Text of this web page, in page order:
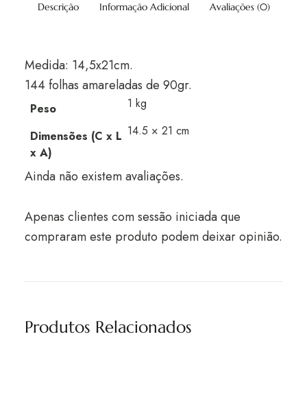
Descrição Informação Adicional Avaliações (0)
Medida: 14,5x21cm.
144 folhas amareladas de 90gr.
Peso 1 kg
Dimensões (C x L
x A)
14.5 × 21 cm
Ainda não existem avaliações.
Apenas clientes com sessão iniciada que
compraram este produto podem deixar opinião.
Produtos Relacionados